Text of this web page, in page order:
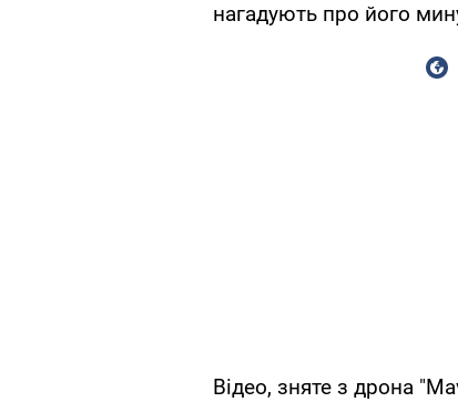
нагадують про його
Відео, зняте з дрона